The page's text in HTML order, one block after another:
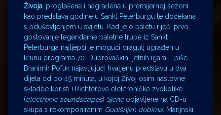
Živoja , proglašena i nagrađena u premijernoj sezoni
kao predstava godine u Sankt Peterburgu te dočekana
s oduševljenjem u svijetu. Kad je o baletu riječ, prvo
gostovanje legendarne baletne trupe iz Sankt
Peterburga najljepši je mogući dragulj ugrađen u
krunu programa 70. Dubrovačkih ljetnih igara – piše
Branimir Pofuk najavljujući hvaljenu predstavu u dva
dijela od po 45 minuta, u kojoj Živoj osim naslovne
skladbe koristi i Richterove elektroničke zvokolike
(electronic soundscapes) Sjeneobjavljene na CD-u
skupa s rekomponiranim Godišnjim dobima . Marijnski